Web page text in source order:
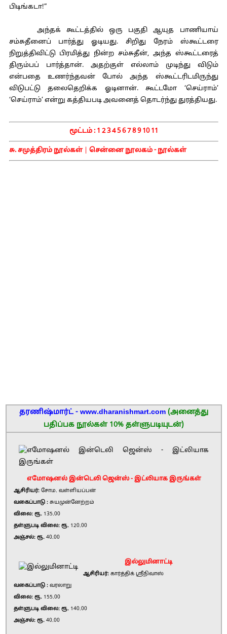
பிடிங்கடா!”
அந்தக் கூட்டத்தில் ஒரு பகுதி ஆயுத பாணியாய்
சம்சுதீனைப் பார்த்து ஓடியது. சிறிது நேரம் ஸ்கூட்டரை
நிறுத்திவிட்டு பிரமித்து நின்ற சம்சுதீன், அந்த ஸ்கூட்டரைத்
திரும்பப் பார்த்தான். அதற்குள் எல்லாம் முடிந்து விடும்
என்பதை உணர்ந்தவன் போல் அந்த ஸ்கூட்டரிடமிருந்து
விடுபட்டு தலைதெறிக்க ஓடினான். கூட்டமோ ‘செய்ராம்’
‘செய்ராம்’ என்று கத்தியபடி அவனைத் தொடர்ந்து துரத்தியது.
மூட்டம் : 1 234567891011
சு. சமுத்திரம் நூல்கள்| சென்னை நூலகம் - நூல்கள்
தரணிஷ்மார்ட் - www.dharanishmart.com (அனைத்து
பதிப்பக நூல்கள் 10% தள்ளுபடியுடன்)
எமோஷனல் இன்டெலி ஜென்ஸ் - இட்லியாக இருங்கள்
ஆசிரியர்: சோம. வள்ளியப்பன்
வகைப்பாடு : சுயமுன்னேற்றம்
விலை: ரூ. 135.00
தள்ளுபடி விலை: ரூ. 120.00
அஞ்சல்: ரூ. 40.00
இல்லுமினாட்டி
ஆசிரியர்: கார்த்திக் ஸ்ரீநிவாஸ்
வகைப்பாடு : வரலாறு
விலை: ரூ. 155.00
தள்ளுபடி விலை: ரூ. 140.00
அஞ்சல்: ரூ. 40.00